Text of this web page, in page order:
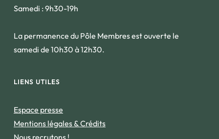
Samedi : 9h30-19h
La permanence du Pôle Membres est ouverte le
samedi de 10h30 à 12h30.
LIENS UTILES
Espace presse
Mentions légales & Crédits
Nous recrutons !